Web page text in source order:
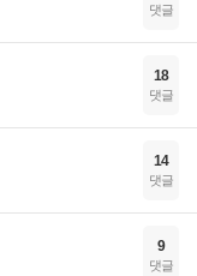
댓글
18
댓글
14
댓글
9
댓글